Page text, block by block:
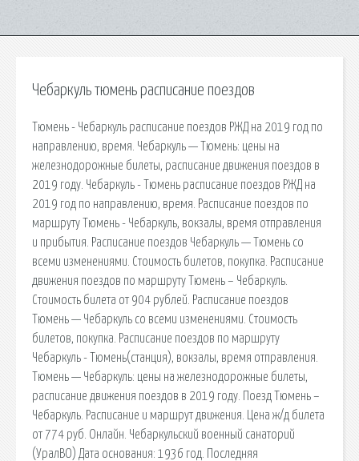
Чебаркуль тюмень расписание поездов
Тюмень - Чебаркуль расписание поездов РЖД на 2019 год по
направлению, время. Чебаркуль — Тюмень: цены на
железнодорожные билеты, расписание движения поездов в
2019 году. Чебаркуль - Тюмень расписание поездов РЖД на
2019 год по направлению, время. Расписание поездов по
маршруту Тюмень - Чебаркуль, вокзалы, время отправления
и прибытия. Расписание поездов Чебаркуль — Тюмень со
всеми изменениями. Стоимость билетов, покупка. Расписание
движения поездов по маршруту Тюмень – Чебаркуль.
Стоимость билета от 904 рублей. Расписание поездов
Тюмень — Чебаркуль со всеми изменениями. Стоимость
билетов, покупка. Расписание поездов по маршруту
Чебаркуль - Тюмень(станция), вокзалы, время отправления.
Тюмень — Чебаркуль: цены на железнодорожные билеты,
расписание движения поездов в 2019 году. Поезд Тюмень –
Чебаркуль. Расписание и маршрут движения. Цена ж/д билета
от 774 руб. Онлайн. Чебаркульский военный санаторий
(УралВО) Дата основания: 1936 год. Последняя